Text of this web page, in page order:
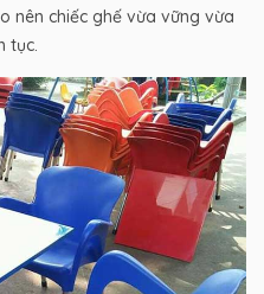
nên chiếc ghế vừa vững vừa
tục.